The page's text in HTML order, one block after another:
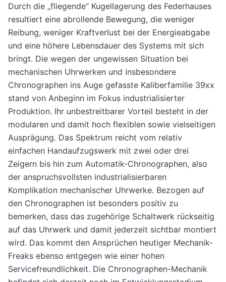
Durch die „fliegende“ Kugellagerung des Federhauses
resultiert eine abrollende Bewegung, die weniger
Reibung, weniger Kraftverlust bei der Energieabgabe
und eine höhere Lebensdauer des Systems mit sich
bringt. Die wegen der ungewissen Situation bei
mechanischen Uhrwerken und insbesondere
Chronographen ins Auge gefasste Kaliberfamilie 39xx
stand von Anbeginn im Fokus industrialisierter
Produktion. Ihr unbestreitbarer Vorteil besteht in der
modularen und damit hoch flexiblen sowie vielseitigen
Ausprägung. Das Spektrum reicht vom relativ
einfachen Handaufzugswerk mit zwei oder drei
Zeigern bis hin zum Automatik-Chronographen, also
der anspruchsvollsten industrialisierbaren
Komplikation mechanischer Uhrwerke. Bezogen auf
den Chronographen ist besonders positiv zu
bemerken, dass das zugehörige Schaltwerk rückseitig
auf das Uhrwerk und damit jederzeit sichtbar montiert
wird. Das kommt den Ansprüchen heutiger Mechanik-
Freaks ebenso entgegen wie einer hohen
Servicefreundlichkeit. Die Chronographen-Mechanik